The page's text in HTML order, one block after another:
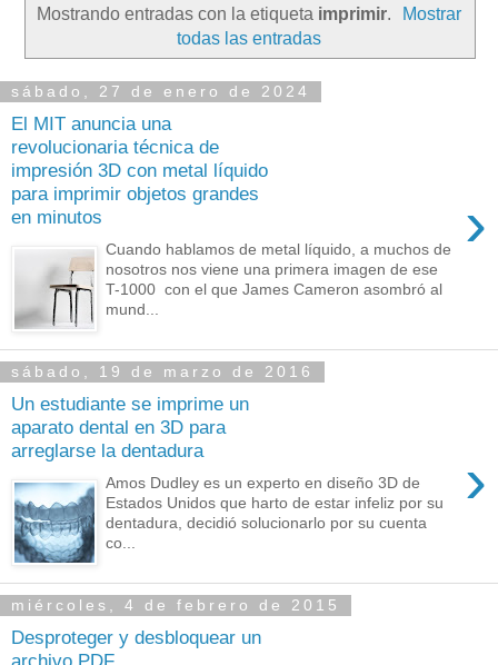
Mostrando entradas con la etiqueta imprimir.
Mostrar
todas las entradas
sábado, 27 de enero de 2024
El MIT anuncia una
revolucionaria técnica de
impresión 3D con metal líquido
para imprimir objetos grandes
en minutos
›
Cuando hablamos de metal líquido, a muchos de
nosotros nos viene una primera imagen de ese
T-1000 con el que James Cameron asombró al
mund...
sábado, 19 de marzo de 2016
Un estudiante se imprime un
aparato dental en 3D para
arreglarse la dentadura
›
Amos Dudley es un experto en diseño 3D de
Estados Unidos que harto de estar infeliz por su
dentadura, decidió solucionarlo por su cuenta
co...
miércoles, 4 de febrero de 2015
Desproteger y desbloquear un